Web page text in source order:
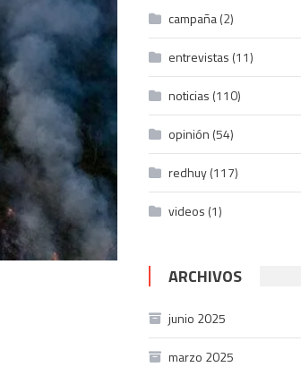
campaña(2)
entrevistas (11)
noticias (110)
opinión (54)
redhuy(117)
videos (1)
ARCHIVOS
junio 2025
marzo 2025